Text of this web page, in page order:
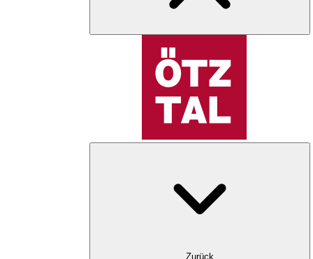
Zurück